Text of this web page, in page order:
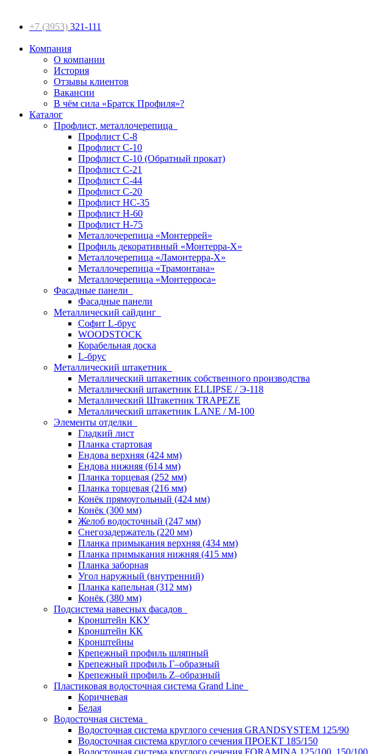
+7 (3953) 321-111
Компания
О компании
История
Отзывы клиентов
Вакансии
В чём сила «Братск Профиля»?
Каталог
Профлист, металлочерепица
Профлист С-8
Профлист С-10
Профлист С-10 (Обратный прокат)
Профлист С-21
Профлист С-44
Профлист С-20
Профлист НС-35
Профлист Н-60
Профлист Н-75
Металлочерепица «Монтеррей»
Профиль декоративный «Монтерра-X»
Металлочерепица «Ламонтерра-Х»
Металлочерепица «Трамонтана»
Металлочерепица «Монтерроса»
Фасадные панели
Фасадные панели
Металлический сайдинг
Софит L-брус
WOODSTOCK
Корабельная доска
L-брус
Металлический штакетник
Металлический штакетник собственного производства
Металлический штакетник ELLIPSE / Э-118
Металлический Штакетник TRAPEZE
Металлический штакетник LANE / М-100
Элементы отделки
Гладкий лист
Планка стартовая
Ендова верхняя (424 мм)
Ендова нижняя (614 мм)
Планка торцевая (252 мм)
Планка торцевая (216 мм)
Конёк прямоугольный (424 мм)
Конёк (300 мм)
Желоб водосточный (247 мм)
Снегозадержатель (220 мм)
Планка примыкания верхняя (434 мм)
Планка примыкания нижняя (415 мм)
Планка заборная
Угол наружный (внутренний)
Планка капельная (312 мм)
Конёк (380 мм)
Подсистема навесных фасадов
Кронштейн ККУ
Кронштейн КК
Кронштейны
Крепежный профиль шляпный
Крепежный профиль Г–образный
Крепежный профиль Z–образный
Пластиковая водосточная система Grand Line
Коричневая
Белая
Водосточная система
Водосточная система круглого сечения GRANDSYSTEM 125/90
Водосточная система круглого сечения ПРОЕКТ 185/150
Водосточная система круглого сечения FORAMINA 125/100, 150/100